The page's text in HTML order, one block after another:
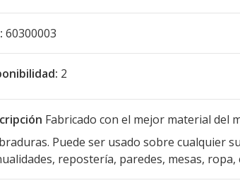
60300003
2
Fabricado con el mejor material del
Puede ser usado sobre cualquier
repostería, paredes, mesas, ropa,